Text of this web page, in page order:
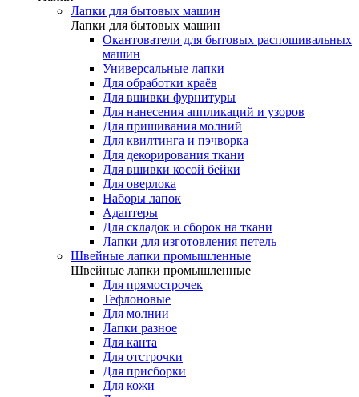
Лапки для бытовых машин
Лапки для бытовых машин
Окантователи для бытовых распошивальных
машин
Универсальные лапки
Для обработки краёв
Для вшивки фурнитуры
Для нанесения аппликаций и узоров
Для пришивания молний
Для квилтинга и пэчворка
Для декорирования ткани
Для вшивки косой бейки
Для оверлока
Наборы лапок
Адаптеры
Для складок и сборок на ткани
Лапки для изготовления петель
Швейные лапки промышленные
Швейные лапки промышленные
Для прямострочек
Тефлоновые
Для молнии
Лапки разное
Для канта
Для отстрочки
Для присборки
Для кожи